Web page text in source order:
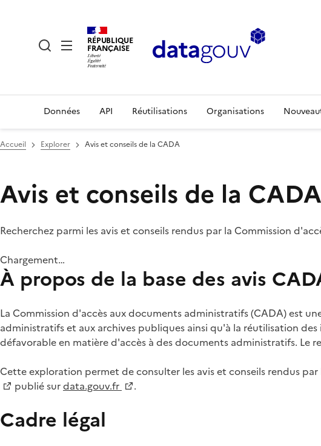
RÉPUBLIQUE
FRANÇAISE
Données API Réutilisations Organisations
Accueil Explorer Avis et conseils de la CADA
Avis et conseils de la CADA
Recherchez parmi les avis et conseils rendus par la Commission
Chargement…
À propos de la base des avis
La Commission d'accès aux documents administratifs (CADA) est
administratifs et aux archives publiques ainsi qu'à la réutilisation
défavorable en matière d'accès à des documents administratifs.
Cette exploration permet de consulter les avis et conseils rendus
publié surdata.gouv.fr .
Cadre légal